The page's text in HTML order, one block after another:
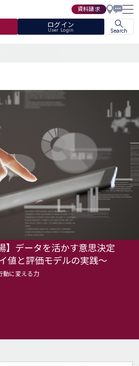
資料請求
ログイン
User Login Search
】データを活かす意思決定
値と評価モデルの実践～
動に変える力